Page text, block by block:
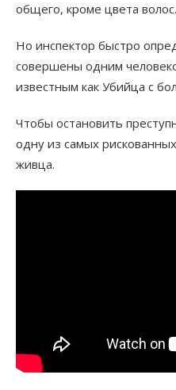
общего, кроме цвета волос.
Но инспектор быстро
совершены одним
известным как Убийца с
Чтобы остановить
одну из самых
живца.